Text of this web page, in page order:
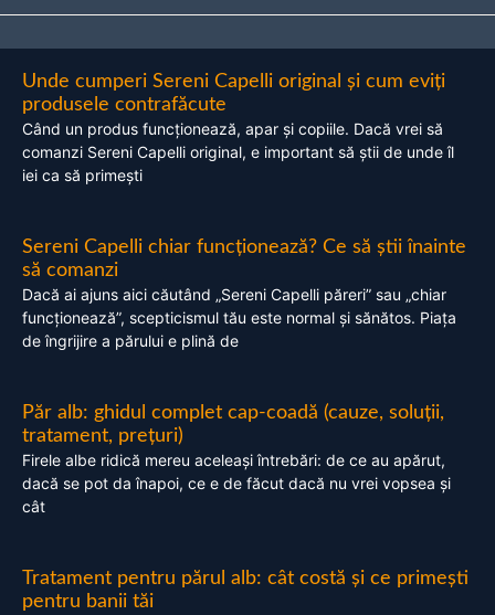
Unde cumperi Sereni Capelli original și cum eviți
produsele contrafăcute
Când un produs funcționează, apar și copiile. Dacă vrei să
comanzi Sereni Capelli original, e important să știi de unde îl
iei ca să primești
Sereni Capelli chiar funcționează? Ce să știi înainte
să comanzi
Dacă ai ajuns aici căutând „Sereni Capelli păreri” sau „chiar
funcționează”, scepticismul tău este normal și sănătos. Piața
de îngrijire a părului e plină de
Păr alb: ghidul complet cap-coadă (cauze, soluții,
tratament, prețuri)
Firele albe ridică mereu aceleași întrebări: de ce au apărut,
dacă se pot da înapoi, ce e de făcut dacă nu vrei vopsea și
cât
Tratament pentru părul alb: cât costă și ce primești
pentru banii tăi